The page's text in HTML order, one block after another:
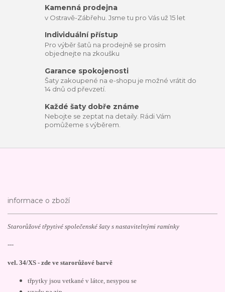
Kamenná prodejna
v Ostravě-Zábřehu. Jsme tu pro Vás už 15 let
Individuální přístup
Pro výběr šatů na prodejně se prosím
objednejte na zkoušku
Garance spokojenosti
Šaty zakoupené na e-shopu je možné vrátit do
14 dnů od převzetí.
Každé šaty dobře známe
Nebojte se zeptat na detaily. Rádi Vám
pomůžeme s výběrem.
informace o zboží
Starorůžové třpytivé společenské šaty s nastavitelnými ramínky
---
vel. 34/XS - zde ve starorůžové barvě
třpytky jsou vetkané v látce, nesypou se